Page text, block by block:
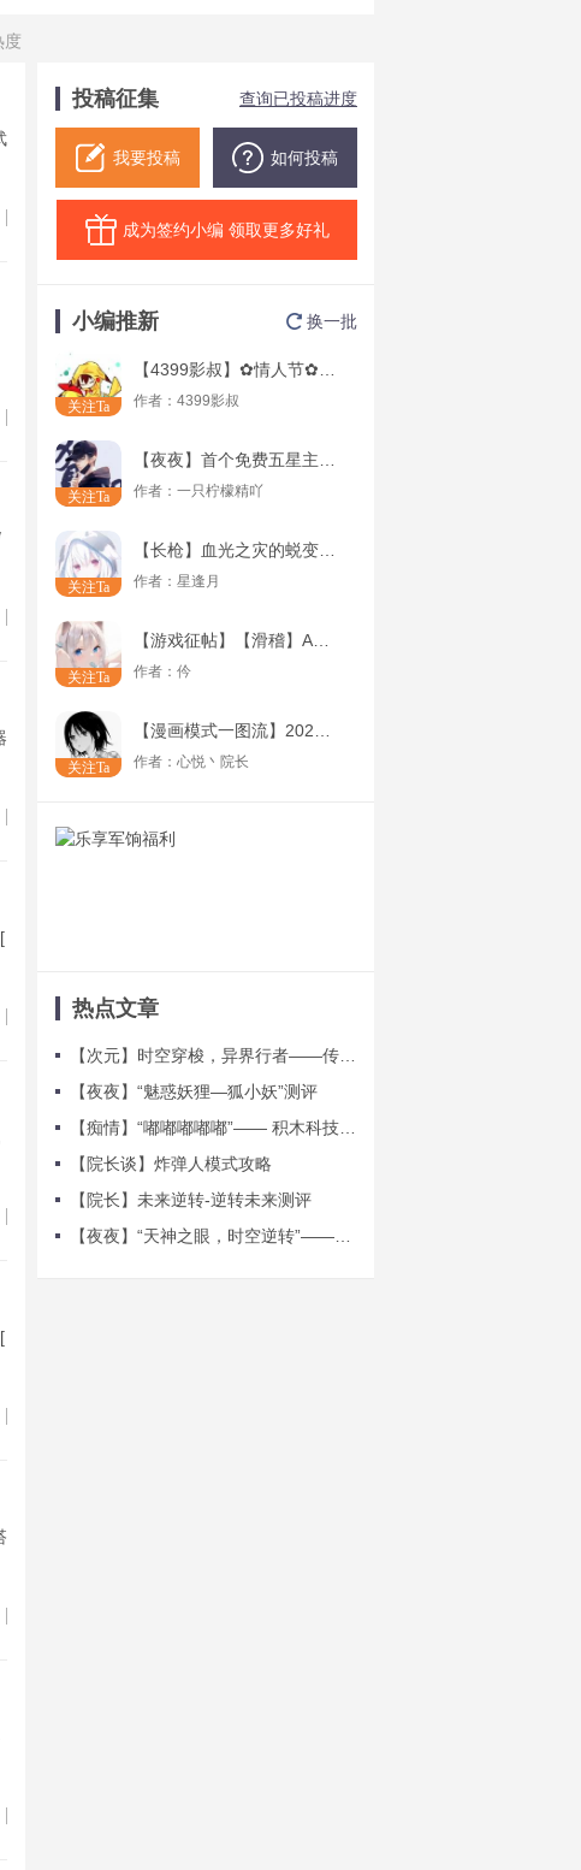
度
投稿征集 查询已投稿进度
我要投稿 如何投稿
成为签约小编 领取更多好礼
小编推新 换一批
关注Ta 作者： 4399影叔
关注Ta 作者： 一只柠檬精吖
关注Ta 作者： 星逢月
关注Ta 作者： 仱
关注Ta 作者： 心悦丶院长
热点文章
【夜夜】“魅惑妖狸—狐小妖”测评
【院长谈】炸弹人模式攻略
【院长】未来逆转-逆转未来测评